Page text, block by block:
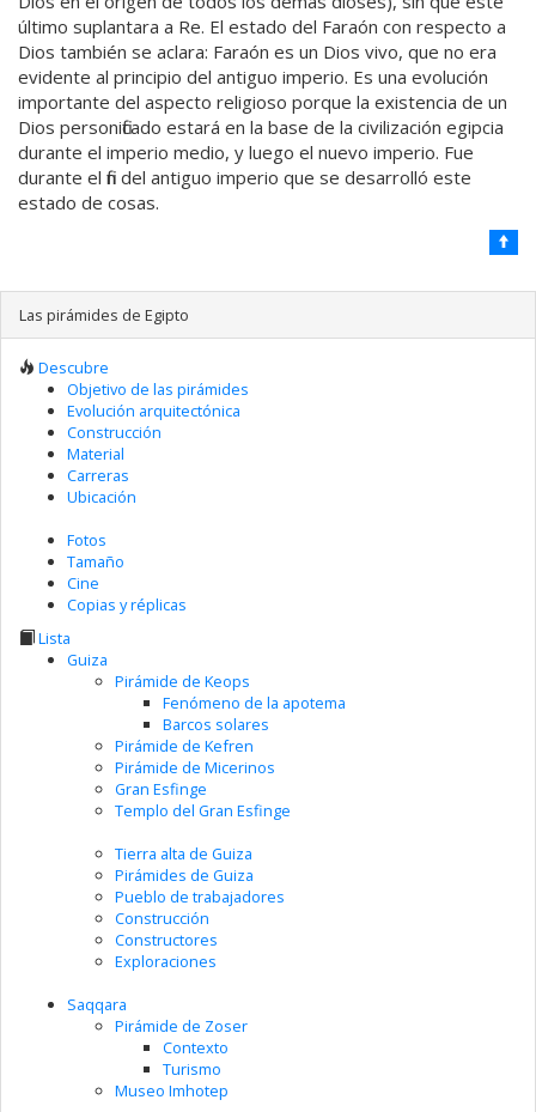
último suplantara a Re. El estado del Faraón con respecto a
Dios también se aclara: Faraón es un Dios vivo, que no era
evidente al principio del antiguo imperio. Es una evolución
importante del aspecto religioso porque la existencia de un
Dios personificado estará en la base de la civilización egipcia
durante el imperio medio, y luego el nuevo imperio. Fue
durante el fin del antiguo imperio que se desarrolló este
estado de cosas.
Las pirámides de Egipto
Descubre
Objetivo de las pirámides
Evolución arquitectónica
Construcción
Material
Carreras
Ubicación
Fotos
Tamaño
Cine
Copias y réplicas
Lista
Guiza
Pirámide de Keops
Fenómeno de la apotema
Barcos solares
Pirámide de Kefren
Pirámide de Micerinos
Gran Esfinge
Templo del Gran Esfinge
Tierra alta de Guiza
Pirámides de Guiza
Pueblo de trabajadores
Construcción
Constructores
Exploraciones
Saqqara
Pirámide de Zoser
Contexto
Turismo
Museo Imhotep